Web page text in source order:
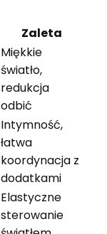
Zaleta
Miękkie
światło,
redukcja
odbić
Intymność,
łatwa
koordynacja z
dodatkami
Elastyczne
sterowanie